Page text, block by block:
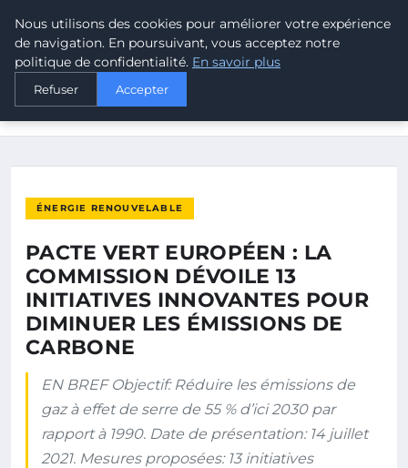
MALTA CLIMATE
ACCUEIL
PACTE VERT EUROPÉEN : LA COMMISSION DÉVOILE 13
ÉNERGIE RENOUVELABLE
PACTE VERT EUROPÉEN : LA
COMMISSION DÉVOILE 13
INITIATIVES INNOVANTES POUR
DIMINUER LES ÉMISSIONS DE
CARBONE
EN BREF Objectif: Réduire les émissions de
gaz à effet de serre de 55 % d’ici 2030 par
rapport à 1990. Date de présentation: 14 juillet
2021. Mesures proposées: 13 initiatives
Nous utilisons des cookies pour améliorer votre expérience
de navigation. En poursuivant, vous acceptez notre
politique de confidentialité. En savoir plus
Refuser Accepter